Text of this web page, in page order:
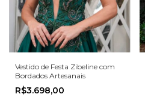
Vestido de Festa Zibeline com
Bordados Artesanais
R$3.698,00